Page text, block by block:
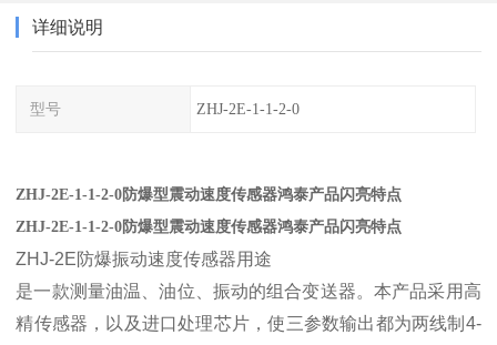
详细说明
型号 ZHJ-2E-1-1-2-0
ZHJ-2E-1-1-2-0防爆型震动速度传感器鸿泰产品闪亮特点
ZHJ-2E-1-1-2-0防爆型震动速度传感器鸿泰产品闪亮特点
ZHJ-2E防爆振动速度传感器用途
是一款测量油温、油位、振动的组合变送器。本产品采用高
精传感器，以及进口处理芯片，使三参数输出都为两线制4-